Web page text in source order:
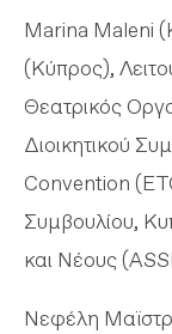
Marina Maleni
(Κύπρος),
Θεατρικός
Διοικητικού
Convention
Συμβουλίου,
και Νέους
Νεφέλη